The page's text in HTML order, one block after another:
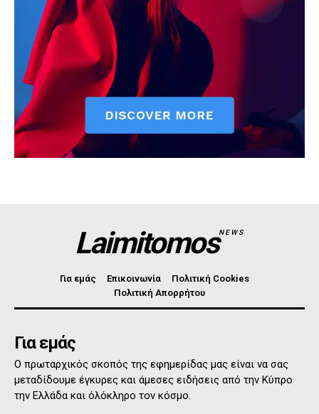
LaimitomosNEWS
Για εμάς Επικοινωνία
Πολιτική Cookies
Πολιτική Απορρήτου
Για εμάς
Ο πρωταρχικός σκοπός της εφημερίδας μας είναι να σας
μεταδίδουμε έγκυρες και άμεσες ειδήσεις από την Κύπρο
την Ελλάδα και όλόκληρο τον κόσμο.